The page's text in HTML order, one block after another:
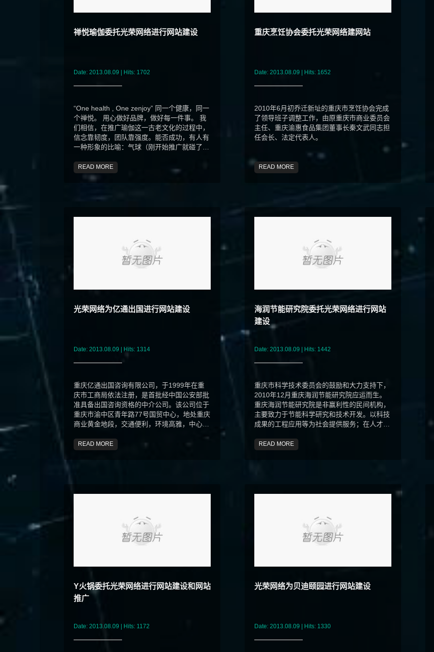
禅悦瑜伽委托光荣网络进行网站建设
Date: 2013.08.09 | Hits: 1702
“One health , One zenjoy” 同一个健康，同一
个禅悦。 用心做好品牌，做好每一件事。 我
们相信，在推广瑜伽这一古老文化的过程中，
信念靠韧度，团队靠强度。能否成功，有人有
一种形象的比喻：气球（刚开始推广就碰了钉
READ MORE
重庆烹饪协会委托光荣网络建网站
Date: 2013.08.09 | Hits: 1652
2010年6月初乔迁新址的重庆市烹饪协会完成
了领导班子调整工作，由原重庆市商业委员会
主任、重庆渝惠食品集团董事长秦文武同志担
任会长、法定代表人。
READ MORE
光荣网络为亿通出国进行网站建设
Date: 2013.08.09 | Hits: 1314
重庆亿通出国咨询有限公司，于1999年在重
庆市工商局依法注册，是首批经中国公安部批
准具备出国咨询资格的中介公司。该公司位于
重庆市渝中区青年路77号国贸中心，地处重庆
商业黄金地段，交通便利，环境高雅，中心内
READ MORE
海润节能研究院委托光荣网络进行网站
建设
Date: 2013.08.09 | Hits: 1442
重庆市科学技术委员会的鼓励和大力支持下，
2010年12月重庆海润节能研究院应运而生。
重庆海润节能研究院是非赢利性的民间机构，
主要致力于节能科学研究和技术开发。以科技
成果的工程应用等为社会提供服务；在人才培
READ MORE
Y火锅委托光荣网络进行网站建设和网站
推广
Date: 2013.08.09 | Hits: 1172
光荣网络为贝迪颐园进行网站建设
Date: 2013.08.09 | Hits: 1330